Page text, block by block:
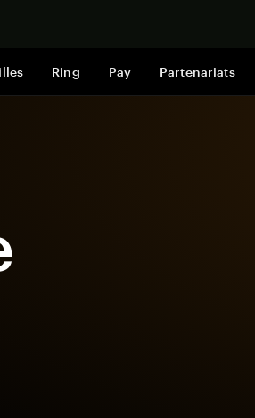
Ring Pay Partenariats